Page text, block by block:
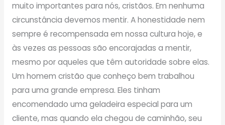
muito importantes para nós, cristãos. Em nenhuma
circunstância devemos mentir. A honestidade nem
sempre é recompensada em nossa cultura hoje, e
às vezes as pessoas são encorajadas a mentir,
mesmo por aqueles que têm autoridade sobre elas.
Um homem cristão que conheço bem trabalhou
para uma grande empresa. Eles tinham
encomendado uma geladeira especial para um
cliente, mas quando ela chegou de caminhão, seu